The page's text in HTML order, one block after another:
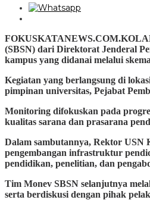
(SBSN) dari Direktorat Jenderal
kampus yang didanai melalui
Kegiatan yang berlangsung di
pimpinan universitas, Pejabat
Monitoring difokuskan pada
kualitas sarana dan prasarana
Dalam sambutannya, Rektor USN
pengembangan infrastruktur
pendidikan, penelitian, dan
Tim Monev SBSN selanjutnya
serta berdiskusi dengan pihak